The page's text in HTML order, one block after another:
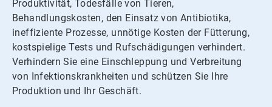
Produktivität, Todesfälle von Tieren,
Behandlungskosten, den Einsatz von Antibiotika,
ineffiziente Prozesse, unnötige Kosten der Fütterung,
kostspielige Tests und Rufschädigungen verhindert.
Verhindern Sie eine Einschleppung und Verbreitung
von Infektionskrankheiten und schützen Sie Ihre
Produktion und Ihr Geschäft.